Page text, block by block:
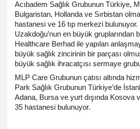
Acıbadem Sağlık Grubunun Türkiye,
Bulgaristan, Hollanda ve Sırbistan
hastanesi ve 16 tıp merkezi bulunuyor.
Uzakdoğu’nun en büyük gruplarından
Healthcare Berhad ile yapılan
büyük sağlık zincirinin bir parçası
büyük sağlık ihracatçısı sermaye
MLP Care Grubunun çatısı altında
Park Sağlık Grubunun Türkiye’de
Adana, Bursa ve yurt dışında Kosova
35 hastanesi bulunuyor.